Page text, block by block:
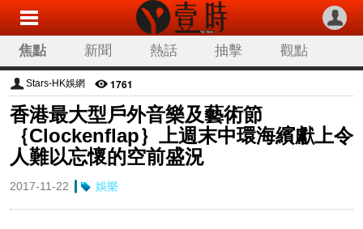
焦點 新聞 熱話 抽擊
觀點
科技
生活
讀者來稿
專欄分類
Stars-HK娛網 1761
香港最大型戶外音樂及藝術節
｛Clockenflap｝上週末中環海繽獻上令
人難以忘懷的空前盛況
2017-11-22 娛樂